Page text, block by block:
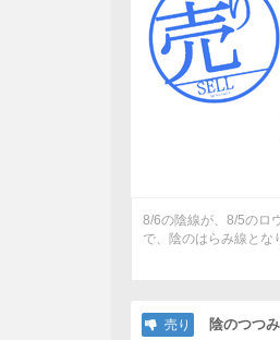
8/6の陰線が、8/5のロ
で、陰のはらみ線とな
売り 陰のつつ